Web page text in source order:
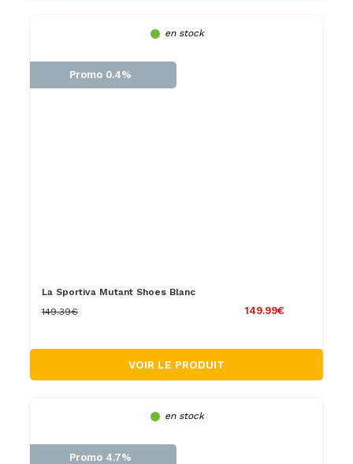
en stock
Promo 0.4%
La Sportiva Mutant Shoes Blanc
149.99€
149.39€
VOIR LE PRODUIT
en stock
Promo 4.7%